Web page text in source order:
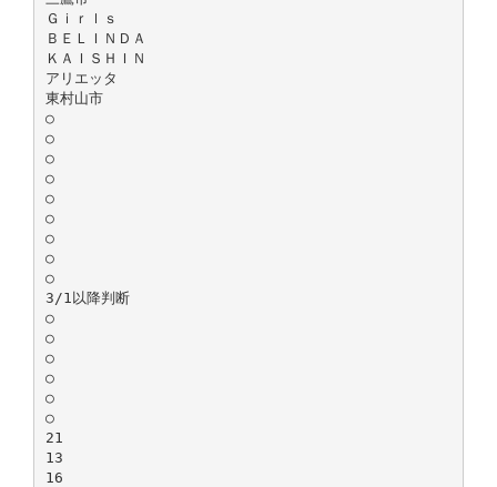
Ｇｉｒｌｓ
ＢＥＬＩＮＤＡ
ＫＡＩＳＨＩＮ
アリエッタ
東村山市
○
○
○
○
○
○
○
○
○
3/1以降判断
○
○
○
○
○
○
21
13
16